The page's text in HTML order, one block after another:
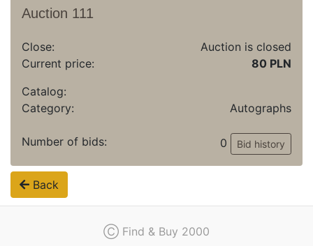
Auction 111
Close:
Auction is closed
Current price:
80 PLN
Catalog:
Category:
Autographs
Number of bids: 0 Bid history
Back
Ⓒ Find & Buy 2000